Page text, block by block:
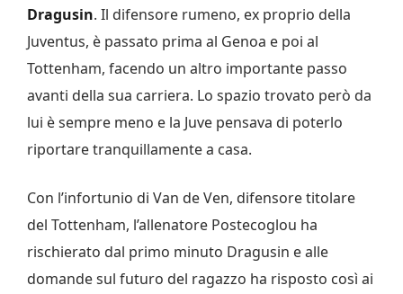
Dragusin. Il difensore rumeno, ex proprio della
Juventus, è passato prima al Genoa e poi al
Tottenham, facendo un altro importante passo
avanti della sua carriera. Lo spazio trovato però da
lui è sempre meno e la Juve pensava di poterlo
riportare tranquillamente a casa.
Con l’infortunio di Van de Ven, difensore titolare
del Tottenham, l’allenatore Postecoglou ha
rischierato dal primo minuto Dragusin e alle
domande sul futuro del ragazzo ha risposto così ai